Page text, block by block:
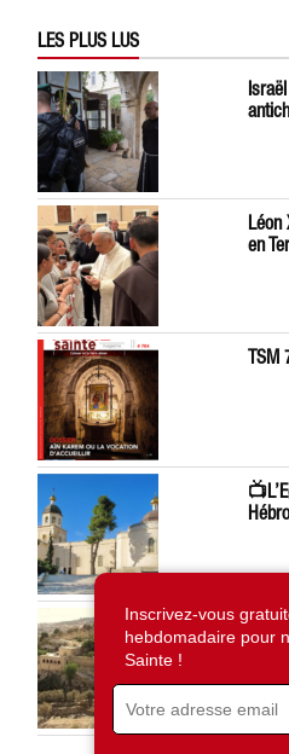
LES PLUS LUS
Léon
en
TSM
À
Inscrivez-vous
hebdomadaire pour
Sainte !